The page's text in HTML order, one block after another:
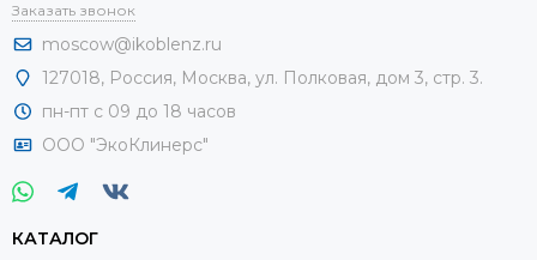
Заказать звонок
moscow@ikoblenz.ru
127018, Россия, Москва, ул. Полковая, дом 3, стр. 3.
пн-пт с 09 до 18 часов
ООО "ЭкоКлинерс"
КАТАЛОГ